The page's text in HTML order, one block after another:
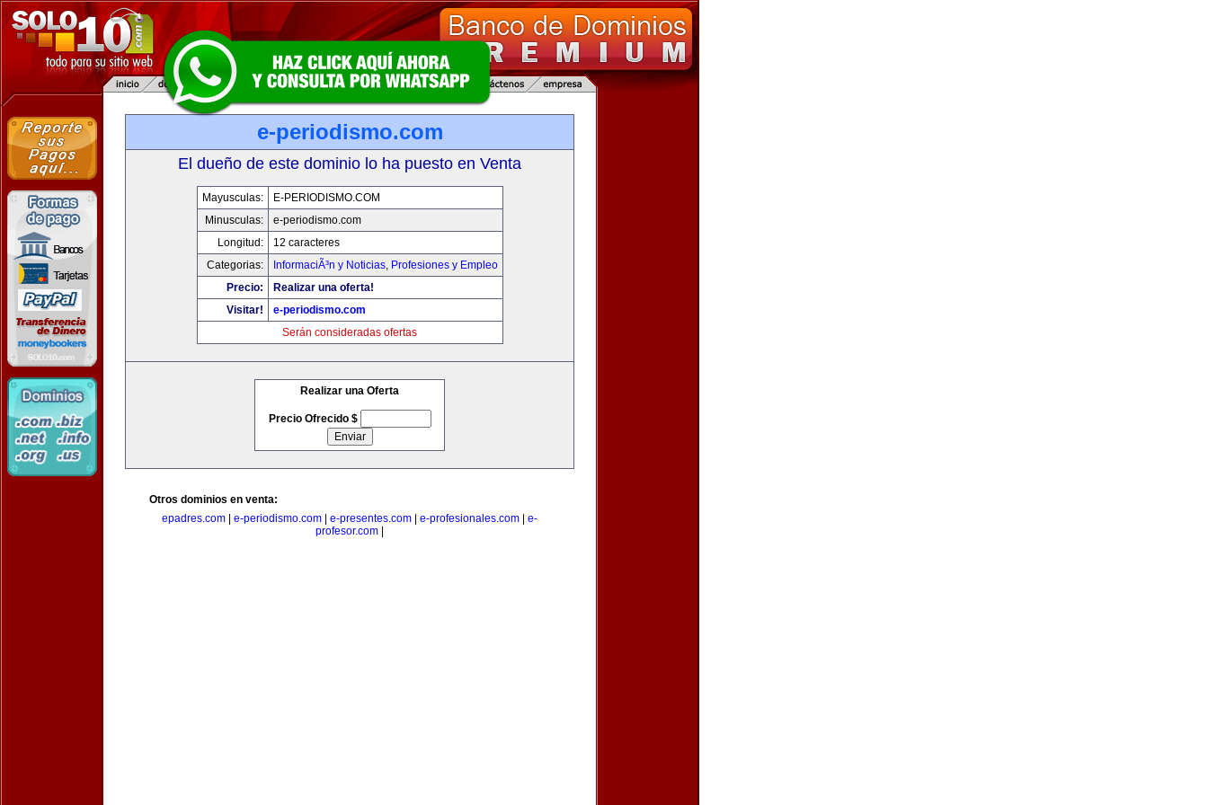
e-periodismo.com
El dueño de este dominio lo ha puesto en Venta
Mayusculas:
E-PERIODISMO.COM
Minusculas:
e-periodismo.com
Longitud:
12 caracteres
Categorias:
InformaciÃ³n y Noticias, Profesiones y Empleo
Precio:
Realizar una oferta!
Visitar!
e-periodismo.com
Serán consideradas ofertas
Realizar una Oferta
Precio Ofrecido $
Otros dominios en venta:
epadres.com
e-periodismo.com e-presentes.com e-profesionales.com
e-
profesor.com